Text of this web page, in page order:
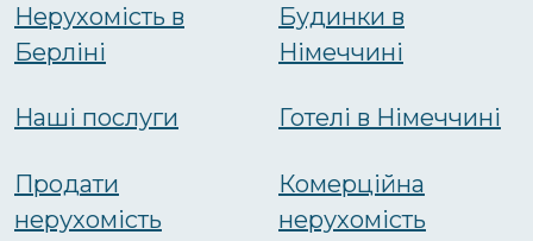
Нерухомість в
Берліні
Наші послуги
Продати
нерухомість
Будинки в
Німеччині
Готелі в Німеччині
Комерційна
нерухомість